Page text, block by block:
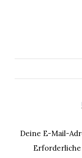
Deine E-Mail-